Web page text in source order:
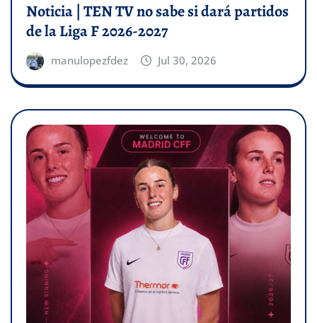
Noticia | TEN TV no sabe si dará partidos
de la Liga F 2026-2027
manulopezfdez Jul 30, 2026